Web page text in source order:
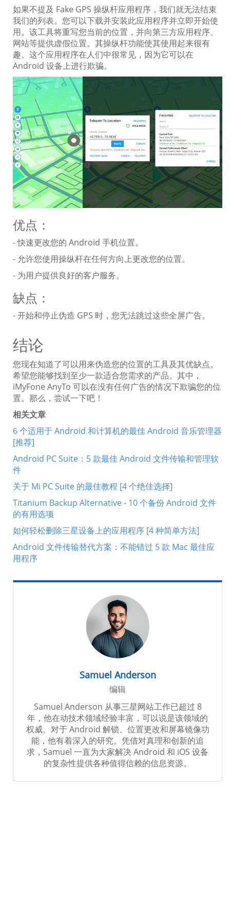
如果不提及 Fake GPS 操纵杆应用程序，我们就无法结束
我们的列表。您可以下载并安装此应用程序并立即开始使
用。该工具将重写您当前的位置，并向第三方应用程序、
网站等提供虚假位置。其操纵杆功能使其使用起来很有
趣。这个应用程序在人们中很常见，因为它可以在
Android 设备上进行欺骗。
优点：
- 快速更改您的 Android 手机位置。
- 允许您使用操纵杆在任何方向上更改您的位置。
- 为用户提供良好的客户服务。
缺点：
- 开始和停止伪造 GPS 时，您无法跳过这些全屏广告。
结论
您现在知道了可以用来伪造您的位置的工具及其优缺点。
希望您能够找到至少一款适合您需求的产品。其中，
iMyFone AnyTo 可以在没有任何广告的情况下欺骗您的位
置。那么，尝试一下吧！
相关文章
6 个适用于 Android 和计算机的最佳 Android 音乐管理器
[推荐]
Android PC Suite：5 款最佳 Android 文件传输和管理软
件
关于 Mi PC Suite 的最佳教程 [4 个绝佳选择]
Titanium Backup Alternative - 10 个备份 Android 文件
的有用选项
如何轻松删除三星设备上的应用程序 [4 种简单方法]
Android 文件传输替代方案：不能错过 5 款 Mac 最佳应
用程序
Samuel Anderson
编辑
Samuel Anderson 从事三星网站工作已超过 8
年，他在动技术领域经验丰富，可以说是该领域的
权威。对于 Android 解锁、位置更改和屏幕镜像功
能，他有着深入的研究。凭借对真理和创新的追
求，Samuel 一直为大家解决 Android 和 iOS 设备
的复杂性提供各种值得信赖的信息资源。